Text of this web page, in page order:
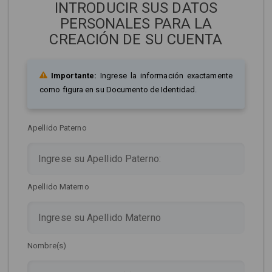
INTRODUCIR SUS DATOS
PERSONALES PARA LA
CREACIÓN DE SU CUENTA
Importante: Ingrese la información exactamente
como figura en su Documento de Identidad.
Apellido Paterno
Apellido Materno
Nombre(s)